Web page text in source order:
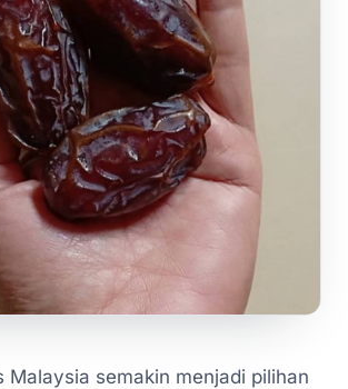
Malaysia semakin menjadi pilihan